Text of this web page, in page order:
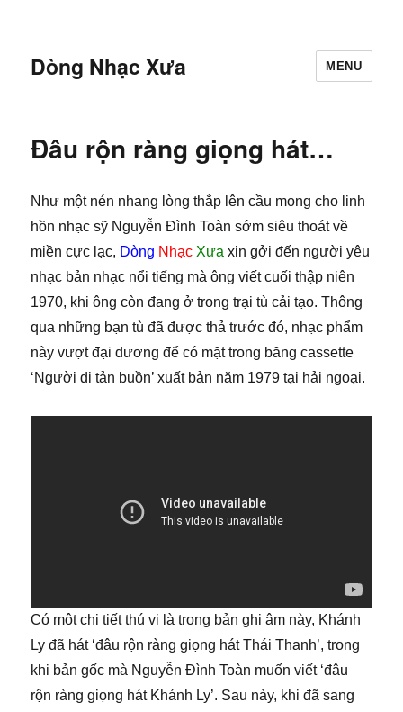
Dòng Nhạc Xưa MENU
Đâu rộn ràng giọng hát…
Như một nén nhang lòng thắp lên cầu mong cho linh
hồn nhạc sỹ Nguyễn Đình Toàn sớm siêu thoát về
miền cực lạc, Dòng Nhạc Xưa xin gởi đến người yêu
nhạc bản nhạc nổi tiếng mà ông viết cuối thập niên
1970, khi ông còn đang ở trong trại tù cải tạo. Thông
qua những bạn tù đã được thả trước đó, nhạc phẩm
này vượt đại dương để có mặt trong băng cassette
‘Người di tản buồn’ xuất bản năm 1979 tại hải ngoại.
Có một chi tiết thú vị là trong bản ghi âm này, Khánh
Ly đã hát ‘đâu rộn ràng giọng hát Thái Thanh’, trong
khi bản gốc mà Nguyễn Đình Toàn muốn viết ‘đâu
rộn ràng giọng hát Khánh Ly’. Sau này, khi đã sang